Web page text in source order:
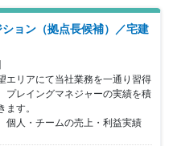
も、夢のマイホームでの安心
な同社で経験と資格を活かし
に挑戦していただける方を歓
ション（拠点長候補）／宅建
エリアにて当社業務を一通り習得
プレイングマネジャーの実績を積
ます。
個人・チームの売上・利益実績